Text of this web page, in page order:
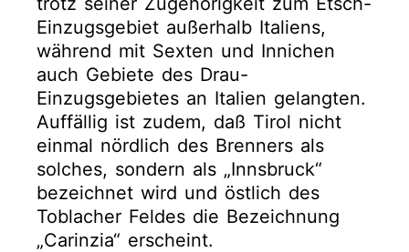
Einzugsgebiet außerhalb Italiens,
während mit Sexten und Innichen
auch Gebiete des Drau-
Einzugsgebietes an Italien gelangten.
Auffällig ist zudem, daß Tirol nicht
einmal nördlich des Brenners als
solches, sondern als „Innsbruck“
bezeichnet wird und östlich des
Toblacher Feldes die Bezeichnung
„Carinzia“ erscheint.